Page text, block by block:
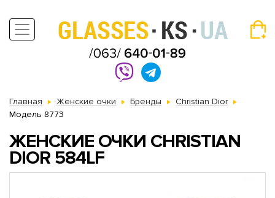
Главная Женские очки Бренды
Christian Dior
Модель 8773
ЖЕНСКИЕ ОЧКИ CHRISTIAN
DIOR 584LF